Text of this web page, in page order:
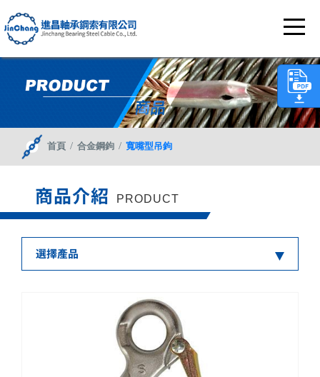
首頁 / 合金鋼鉤 / 寬嘴型吊鉤
商品介紹 PRODUCT
選擇產品